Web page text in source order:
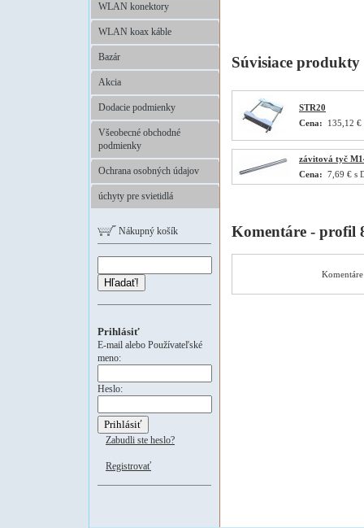
WLAN konektory
WLAN koax káble
Bazár
Akcia
Dodacie podmienky
Všeobecné obchodné
podmienky
Ochrana osobných údajov
úchyty pre svietidlá
Nákupný košík
Hľadať!
Prihlásiť
E-mail alebo Používateľské
meno:
Heslo:
Zabudli ste heslo?
Registrovať
Súvisiace produkty
STR20
Cena: 135,12 €
závitová tyč
Cena: 7,69 € s
Komentáre - profil